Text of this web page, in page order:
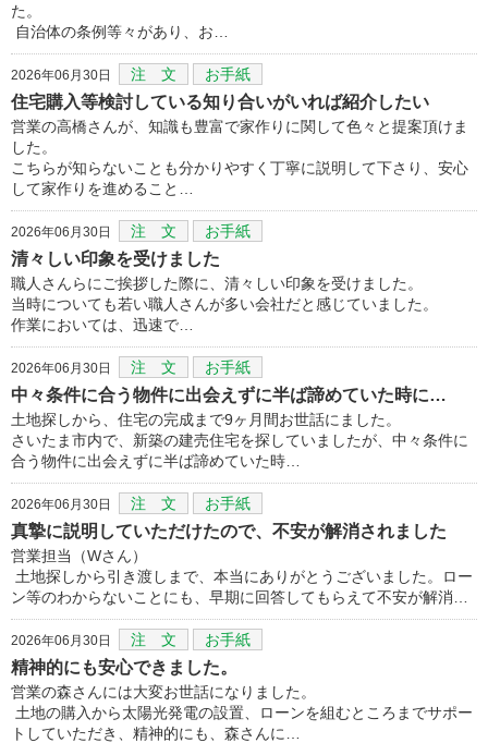
た。
自治体の条例等々があり、お…
2026年06月30日 注 文 お手紙
住宅購入等検討している知り合いがいれば紹介したい
営業の高橋さんが、知識も豊富で家作りに関して色々と提案頂けま
した。
こちらが知らないことも分かりやすく丁寧に説明して下さり、安心
して家作りを進めること…
2026年06月30日 注 文 お手紙
清々しい印象を受けました
職人さんらにご挨拶した際に、清々しい印象を受けました。
当時についても若い職人さんが多い会社だと感じていました。
作業においては、迅速で…
2026年06月30日 注 文 お手紙
中々条件に合う物件に出会えずに半ば諦めていた時に…
土地探しから、住宅の完成まで9ヶ月間お世話にました。
さいたま市内で、新築の建売住宅を探していましたが、中々条件に
合う物件に出会えずに半ば諦めていた時…
2026年06月30日 注 文 お手紙
真摯に説明していただけたので、不安が解消されました
営業担当（Wさん）
土地探しから引き渡しまで、本当にありがとうございました。ロー
ン等のわからないことにも、早期に回答してもらえて不安が解消…
2026年06月30日 注 文 お手紙
精神的にも安心できました。
営業の森さんには大変お世話になりました。
土地の購入から太陽光発電の設置、ローンを組むところまでサポー
トしていただき、精神的にも、森さんに…